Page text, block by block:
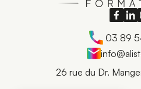
03 89
26 rue du Dr.